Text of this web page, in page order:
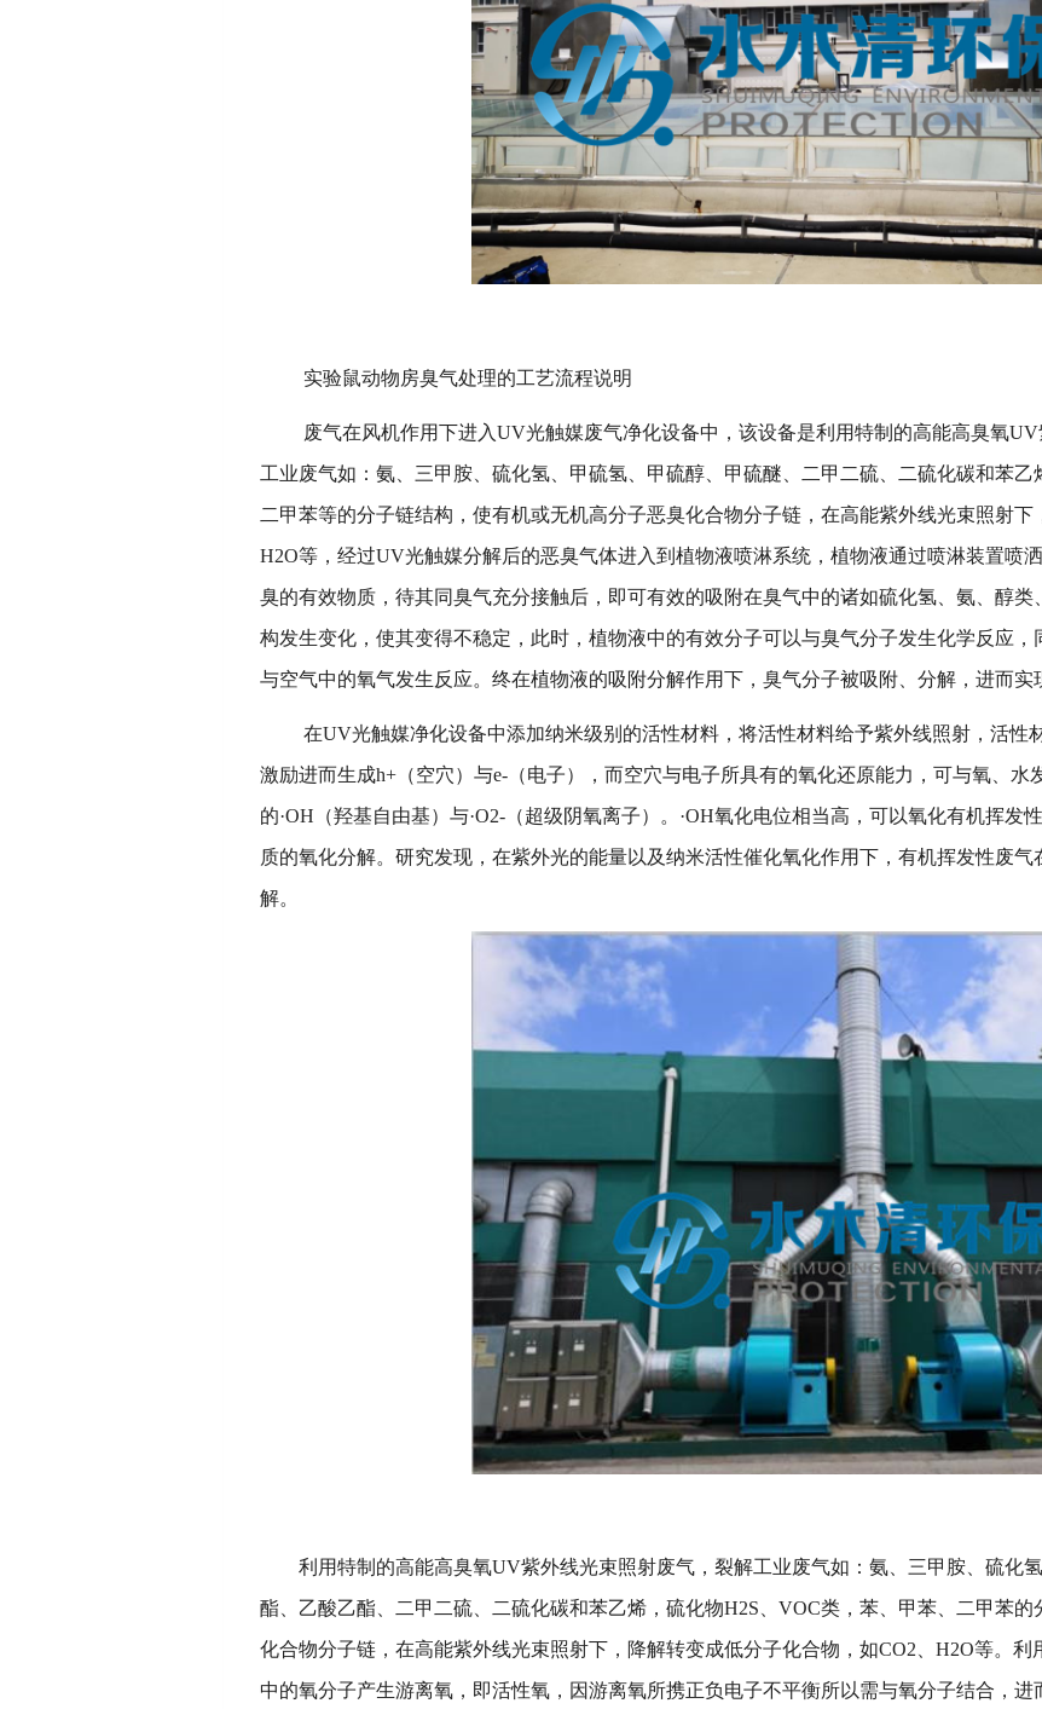
实验鼠动物房臭气处理的工艺流程说明
废气在风机作用下进入UV光触媒废气净化设备中，该设备是利用特制的高能高臭氧
工业废气如：氨、三甲胺、硫化氢、甲硫氢、甲硫醇、甲硫醚、二甲二硫、二硫化碳和苯乙
二甲苯等的分子链结构，使有机或无机高分子恶臭化合物分子链，在高能紫外线光束照射下
H2O等，经过UV光触媒分解后的恶臭气体进入到植物液喷淋系统，植物液通过喷淋装置喷
臭的有效物质，待其同臭气充分接触后，即可有效的吸附在臭气中的诸如硫化氢、氨、醇
构发生变化，使其变得不稳定，此时，植物液中的有效分子可以与臭气分子发生化学反应
与空气中的氧气发生反应。终在植物液的吸附分解作用下，臭气分子被吸附、分解，进而实
在UV光触媒净化设备中添加纳米级别的活性材料，将活性材料给予紫外线照射，活性
激励进而生成h+（空穴）与e-（电子），而空穴与电子所具有的氧化还原能力，可与氧、水
的·OH（羟基自由基）与·O2-（超级阴氧离子）。·OH氧化电位相当高，可以氧化有机挥发
质的氧化分解。研究发现，在紫外光的能量以及纳米活性催化氧化作用下，有机挥发性废
解。
利用特制的高能高臭氧UV紫外线光束照射废气，裂解工业废气如：氨、三甲胺、硫化
酯、乙酸乙酯、二甲二硫、二硫化碳和苯乙烯，硫化物H2S、VOC类，苯、甲苯、二甲苯
化合物分子链，在高能紫外线光束照射下，降解转变成低分子化合物，如CO2、H2O等。
中的氧分子产生游离氧，即活性氧，因游离氧所携正负电子不平衡所以需与氧分子结合，